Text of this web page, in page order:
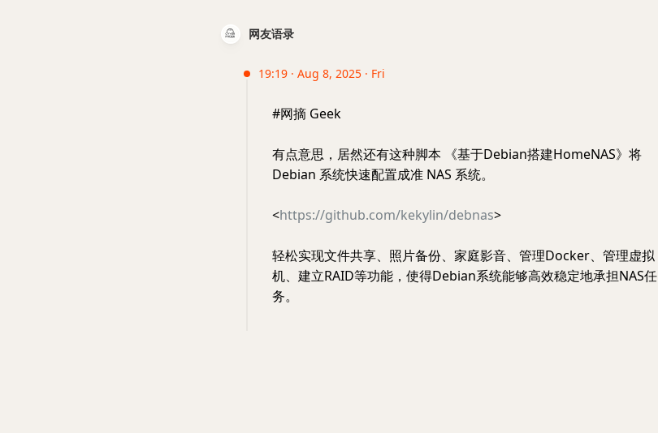
网友语录
19:19 · Aug 8, 2025 · Fri
#网摘 Geek
有点意思，居然还有这种脚本 《基于Debian搭建HomeNAS》将
Debian 系统快速配置成准 NAS 系统。
<https://github.com/kekylin/debnas>
轻松实现文件共享、照片备份、家庭影音、管理Docker、管理虚拟
机、建立RAID等功能，使得Debian系统能够高效稳定地承担NAS任
务。